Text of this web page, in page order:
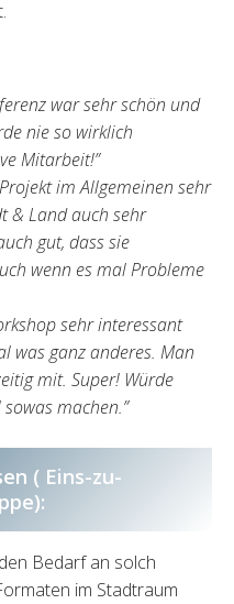
war sehr schön und
nie so wirklich
Mitarbeit!”
im Allgemeinen sehr
& Land auch sehr
gut, dass sie
wenn es mal Probleme
sehr interessant
was ganz anderes. Man
mit. Super! Würde
machen.”
( Eins-zu-
Bedarf an solch
im Stadtraum